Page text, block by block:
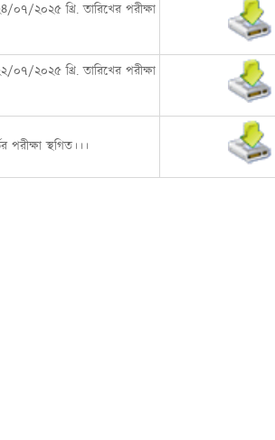
০৭/২০২৫ খ্রি. তারিখের পরীক্ষা
০৭/২০২৫ খ্রি. তারিখের পরীক্ষা
স্থগিত।।।